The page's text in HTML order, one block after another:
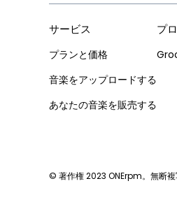
サービス
プランと価格
音楽をアップロードする
あなたの音楽を販売する
プ
© 著作権 2023 ONErpm。無断複